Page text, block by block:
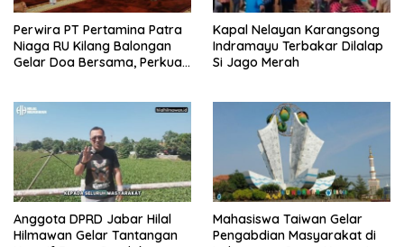
Perwira PT Pertamina Patra
Niaga RU Kilang Balongan
Gelar Doa Bersama, Perkuat
Kapal Nelayan Karangsong
Indramayu Terbakar Dilalap
Si Jago Merah
Anggota DPRD Jabar Hilal
Hilmawan Gelar Tantangan
Mahasiswa Taiwan Gelar
Pengabdian Masyarakat di